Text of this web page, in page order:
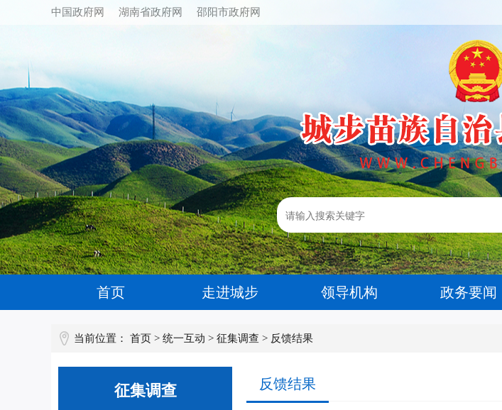
中国政府网 湖南省政府网 邵阳市政府网
首页 走进城步 领导机构 政务要闻
当前位置： 首页 > 统一互动 > 征集调查 > 反馈结果
征集调查 反馈结果